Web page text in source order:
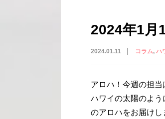
2024年1月
2024.01.11 コラム ハ
アロハ！今週の担
ハワイの太陽のよ
のアロハをお届けし